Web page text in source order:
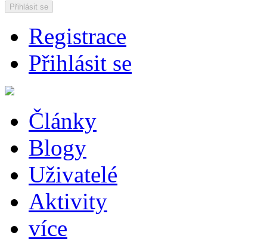
Přihlásit se
Registrace
Přihlásit se
Články
Blogy
Uživatelé
Aktivity
více